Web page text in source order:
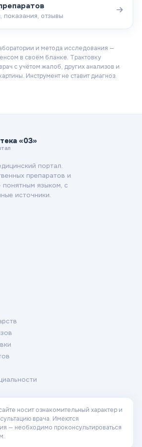
показания, отзывы
и метода исследования —
в своём бланке. Трактовку
с учётом жалоб, других анализов и
Инструмент не ставит диагноз.
«03»
портал.
препаратов и
понятным языком, с
источники.
носит ознакомительный характер и
врача. Имеются
— необходимо проконсультироваться